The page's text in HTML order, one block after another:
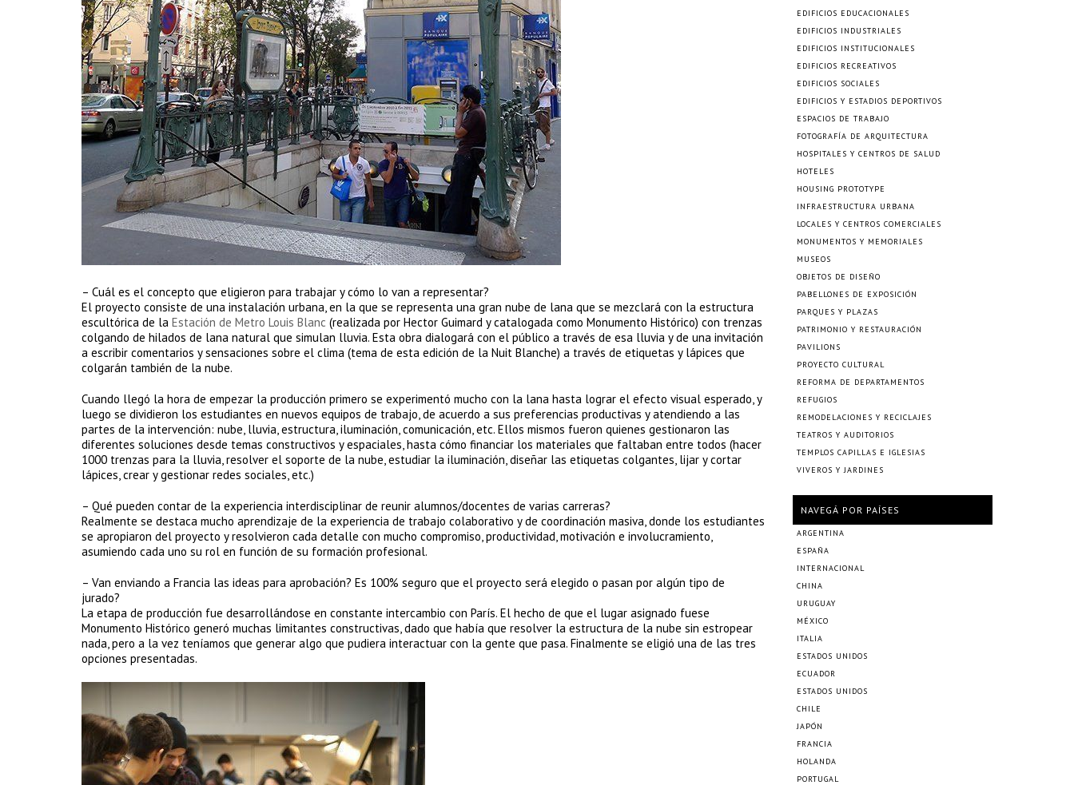
– Cuál es el concepto que eligieron para trabajar y cómo lo van a representar?
El proyecto consiste de una instalación urbana, en la que se representa una gran nube de lana que se mezclará con la estructura
escultórica de la Estación de Metro Louis Blanc (realizada por Hector Guimard y catalogada como Monumento Histórico) con trenzas
colgando de hilados de lana natural que simulan lluvia. Esta obra dialogará con el público a través de esa lluvia y de una invitación
a escribir comentarios y sensaciones sobre el clima (tema de esta edición de la Nuit Blanche) a través de etiquetas y lápices que
colgarán también de la nube.
Cuando llegó la hora de empezar la producción primero se experimentó mucho con la lana hasta lograr el efecto visual esperado, y
luego se dividieron los estudiantes en nuevos equipos de trabajo, de acuerdo a sus preferencias productivas y atendiendo a las
partes de la intervención: nube, lluvia, estructura, iluminación, comunicación, etc. Ellos mismos fueron quienes gestionaron las
diferentes soluciones desde temas constructivos y espaciales, hasta cómo financiar los materiales que faltaban entre todos (hacer
1000 trenzas para la lluvia, resolver el soporte de la nube, estudiar la iluminación, diseñar las etiquetas colgantes, lijar y cortar
lápices, crear y gestionar redes sociales, etc.)
– Qué pueden contar de la experiencia interdisciplinar de reunir alumnos/docentes de varias carreras?
Realmente se destaca mucho aprendizaje de la experiencia de trabajo colaborativo y de coordinación masiva, donde los estudiantes
se apropiaron del proyecto y resolvieron cada detalle con mucho compromiso, productividad, motivación e involucramiento,
asumiendo cada uno su rol en función de su formación profesional.
– Van enviando a Francia las ideas para aprobación? Es 100% seguro que el proyecto será elegido o pasan por algún tipo de
jurado?
La etapa de producción fue desarrollándose en constante intercambio con París. El hecho de que el lugar asignado fuese
Monumento Histórico generó muchas limitantes constructivas, dado que había que resolver la estructura de la nube sin estropear
nada, pero a la vez teníamos que generar algo que pudiera interactuar con la gente que pasa. Finalmente se eligió una de las tres
opciones presentadas.
EDIFICIOS EDUCACIONALES
EDIFICIOS INDUSTRIALES
EDIFICIOS INSTITUCIONALES
EDIFICIOS RECREATIVOS
EDIFICIOS SOCIALES
EDIFICIOS Y ESTADIOS DEPORTIVOS
ESPACIOS DE TRABAJO
FOTOGRAFÍA DE ARQUITECTURA
HOSPITALES Y CENTROS DE SALUD
HOTELES
HOUSING PROTOTYPE
INFRAESTRUCTURA URBANA
LOCALES Y CENTROS COMERCIALES
MONUMENTOS Y MEMORIALES
MUSEOS
OBJETOS DE DISEÑO
PABELLONES DE EXPOSICIÓN
PARQUES Y PLAZAS
PATRIMONIO Y RESTAURACIÓN
PAVILIONS
PROYECTO CULTURAL
REFORMA DE DEPARTAMENTOS
REFUGIOS
REMODELACIONES Y RECICLAJES
TEATROS Y AUDITORIOS
TEMPLOS CAPILLAS E IGLESIAS
VIVEROS Y JARDINES
NAVEGÁ POR PAÍSES
ARGENTINA
ESPAÑA
INTERNACIONAL
CHINA
URUGUAY
MÉXICO
ITALIA
ESTADOS UNIDOS
ECUADOR
ESTADOS UNIDOS
CHILE
JAPÓN
FRANCIA
HOLANDA
PORTUGAL